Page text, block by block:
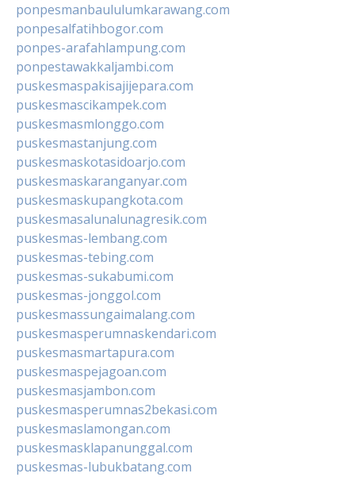
ponpesmanbaululumkarawang.com
ponpesalfatihbogor.com
ponpes-arafahlampung.com
ponpestawakkaljambi.com
puskesmaspakisajijepara.com
puskesmascikampek.com
puskesmasmlonggo.com
puskesmastanjung.com
puskesmaskotasidoarjo.com
puskesmaskaranganyar.com
puskesmaskupangkota.com
puskesmasalunalunagresik.com
puskesmas-lembang.com
puskesmas-tebing.com
puskesmas-sukabumi.com
puskesmas-jonggol.com
puskesmassungaimalang.com
puskesmasperumnaskendari.com
puskesmasmartapura.com
puskesmaspejagoan.com
puskesmasjambon.com
puskesmasperumnas2bekasi.com
puskesmaslamongan.com
puskesmasklapanunggal.com
puskesmas-lubukbatang.com